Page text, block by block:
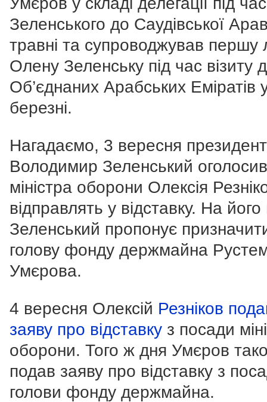
Зеленського до Саудівської
травні та супроводжував першу
Олену Зеленську під час візиту
Об’єднаних Арабських Еміратів
березні.
Нагадаємо, 3 вересня президент
Володимир Зеленський
міністра оборони Олексія
відправлять у відставку. На його
Зеленський пропонує
голову фонду держмайна
Умєрова.
4 вересня Олексій Резніков
заяву про відставку з посади
оборони. Того ж дня Умєров
подав заяву про відставку з
голови фонду держмайна.